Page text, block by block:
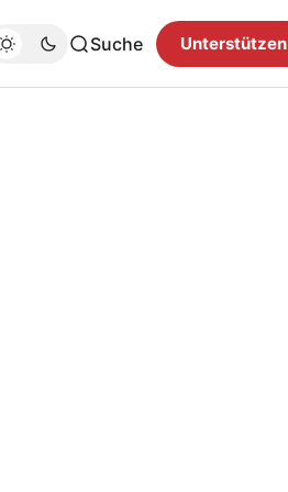
Suche Unterstützen